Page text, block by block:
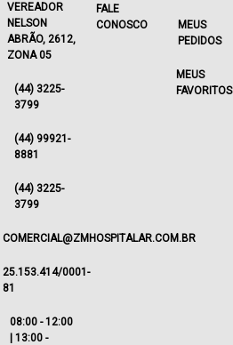
VEREADOR
NELSON
ABRÃO, 2612,
ZONA 05
(44) 3225-
3799
(44) 99921-
8881
(44) 3225-
3799
COMERCIAL@ZMHOSPITALAR.COM.BR
25.153.414/0001-
81
08:00 - 12:00
| 13:00 -
FALE
CONOSCO
MEUS
PEDIDOS
MEUS
FAVORITOS